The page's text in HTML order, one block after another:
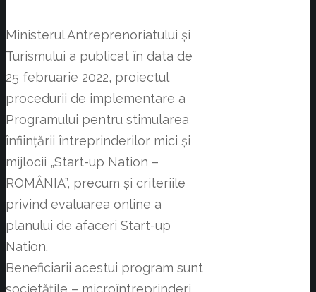
Ministerul Antreprenoriatului și
Turismului a publicat în data de
25 februarie 2022, proiectul
procedurii de implementare a
Programului pentru stimularea
înființării întreprinderilor mici și
mijlocii „Start-up Nation –
ROMÂNIA”, precum și criteriile
privind evaluarea online a
planului de afaceri Start-up
Nation.
Beneficiarii acestui program sunt